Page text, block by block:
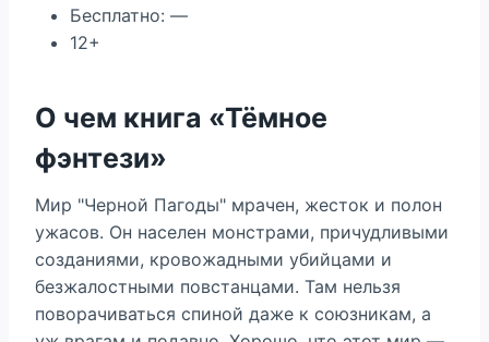
Бесплатно: —
12+
О чем книга «Тёмное
фэнтези»
Мир "Черной Пагоды" мрачен, жесток и полон
ужасов. Он населен монстрами, причудливыми
созданиями, кровожадными убийцами и
безжалостными повстанцами. Там нельзя
поворачиваться спиной даже к союзникам, а